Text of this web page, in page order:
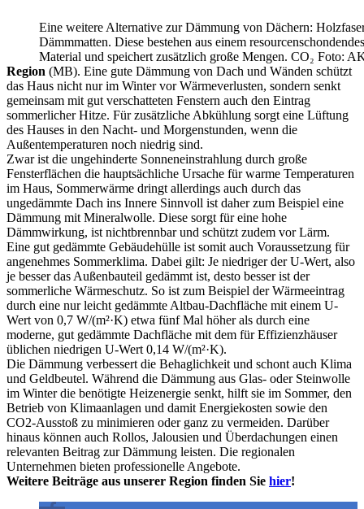
Eine weitere Alternative zur Dämmung von Dächern:
Dämmmatten. Diese bestehen aus einem resourcenschondendes
Material und speichert zusätzlich große Mengen. CO₂ Foto:
Region (MB). Eine gute Dämmung von Dach und Wänden schützt
das Haus nicht nur im Winter vor Wärmeverlusten, sondern senkt
gemeinsam mit gut verschatteten Fenstern auch den Eintrag
sommerlicher Hitze. Für zusätzliche Abkühlung sorgt eine Lüftung
des Hauses in den Nacht- und Morgenstunden, wenn die
Außentemperaturen noch niedrig sind.
Zwar ist die ungehinderte Sonneneinstrahlung durch große
Fensterflächen die hauptsächliche Ursache für warme Temperaturen
im Haus, Sommerwärme dringt allerdings auch durch das
ungedämmte Dach ins Innere Sinnvoll ist daher zum Beispiel eine
Dämmung mit Mineralwolle. Diese sorgt für eine hohe
Dämmwirkung, ist nichtbrennbar und schützt zudem vor Lärm.
Eine gut gedämmte Gebäudehülle ist somit auch Voraussetzung für
angenehmes Sommerklima. Dabei gilt: Je niedriger der U-Wert, also
je besser das Außenbauteil gedämmt ist, desto besser ist der
sommerliche Wärmeschutz. So ist zum Beispiel der Wärmeeintrag
durch eine nur leicht gedämmte Altbau-Dachfläche mit einem U-
Wert von 0,7 W/(m²·K) etwa fünf Mal höher als durch eine
moderne, gut gedämmte Dachfläche mit dem für Effizienzhäuser
üblichen niedrigen U-Wert 0,14 W/(m²·K).
Die Dämmung verbessert die Behaglichkeit und schont auch Klima
und Geldbeutel. Während die Dämmung aus Glas- oder Steinwolle
im Winter die benötigte Heizenergie senkt, hilft sie im Sommer, den
Betrieb von Klimaanlagen und damit Energiekosten sowie den
CO2-Ausstoß zu minimieren oder ganz zu vermeiden. Darüber
hinaus können auch Rollos, Jalousien und Überdachungen einen
relevanten Beitrag zur Dämmung leisten. Die regionalen
Unternehmen bieten professionelle Angebote.
Weitere Beiträge aus unserer Region finden Sie hier!